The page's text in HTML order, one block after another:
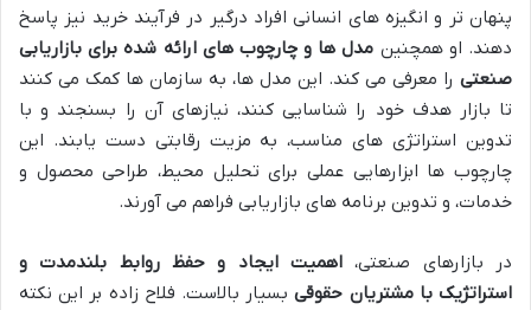
پنهان تر و انگیزه های انسانی افراد درگیر در فرآیند خرید نیز پاسخ
دهند. او همچنین مدل ها و چارچوب های ارائه شده برای بازاریابی
صنعتی را معرفی می کند. این مدل ها، به سازمان ها کمک می کنند
تا بازار هدف خود را شناسایی کنند، نیازهای آن را بسنجند و با
تدوین استراتژی های مناسب، به مزیت رقابتی دست یابند. این
چارچوب ها ابزارهایی عملی برای تحلیل محیط، طراحی محصول و
خدمات، و تدوین برنامه های بازاریابی فراهم می آورند.
در بازارهای صنعتی، اهمیت ایجاد و حفظ روابط بلندمدت و
استراتژیک با مشتریان حقوقیبسیار بالاست. فلاح زاده بر این نکته